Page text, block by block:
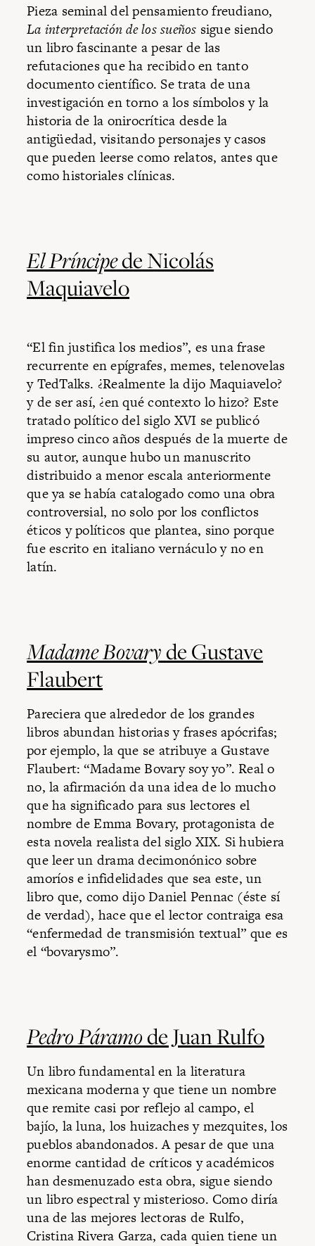
Pieza seminal del pensamiento freudiano,
La interpretación de los sueños sigue siendo
un libro fascinante a pesar de las
refutaciones que ha recibido en tanto
documento científico. Se trata de una
investigación en torno a los símbolos y la
historia de la onirocrítica desde la
antigüedad, visitando personajes y casos
que pueden leerse como relatos, antes que
como historiales clínicas.
El Príncipede Nicolás
Maquiavelo
“El fin justifica los medios”, es una frase
recurrente en epígrafes, memes, telenovelas
y TedTalks. ¿Realmente la dijo Maquiavelo?
y de ser así, ¿en qué contexto lo hizo? Este
tratado político del siglo XVI se publicó
impreso cinco años después de la muerte de
su autor, aunque hubo un manuscrito
distribuido a menor escala anteriormente
que ya se había catalogado como una obra
controversial, no solo por los conflictos
éticos y políticos que plantea, sino porque
fue escrito en italiano vernáculo y no en
latín.
Madame Bovaryde Gustave
Flaubert
Pareciera que alrededor de los grandes
libros abundan historias y frases apócrifas;
por ejemplo, la que se atribuye a Gustave
Flaubert: “Madame Bovary soy yo”. Real o
no, la afirmación da una idea de lo mucho
que ha significado para sus lectores el
nombre de Emma Bovary, protagonista de
esta novela realista del siglo XIX. Si hubiera
que leer un drama decimonónico sobre
amoríos e infidelidades que sea este, un
libro que, como dijo Daniel Pennac (éste sí
de verdad), hace que el lector contraiga esa
“enfermedad de transmisión textual” que es
el “bovarysmo”.
Pedro Páramode Juan Rulfo
Un libro fundamental en la literatura
mexicana moderna y que tiene un nombre
que remite casi por reflejo al campo, el
bajío, la luna, los huizaches y mezquites, los
pueblos abandonados. A pesar de que una
enorme cantidad de críticos y académicos
han desmenuzado esta obra, sigue siendo
un libro espectral y misterioso. Como diría
una de las mejores lectoras de Rulfo,
Cristina Rivera Garza, cada quien tiene un